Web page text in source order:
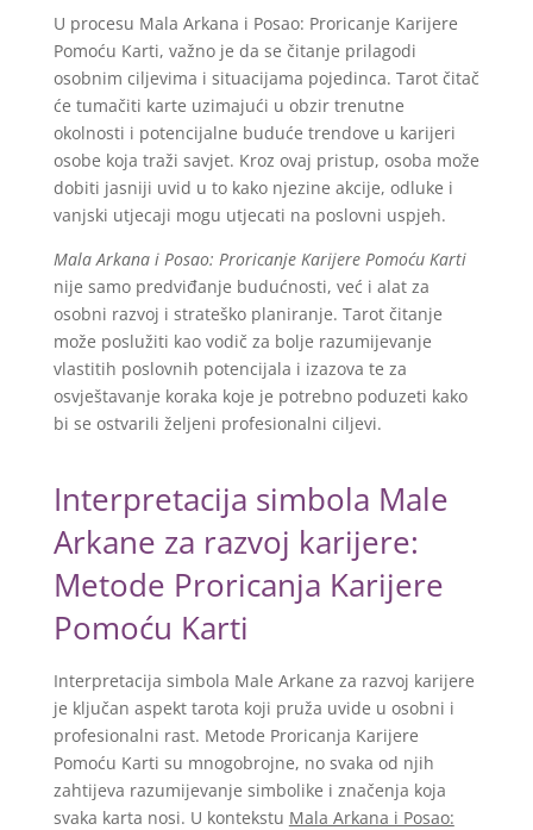
U procesu Mala Arkana i Posao: Proricanje Karijere
Pomoću Karti, važno je da se čitanje prilagodi
osobnim ciljevima i situacijama pojedinca. Tarot čitač
će tumačiti karte uzimajući u obzir trenutne
okolnosti i potencijalne buduće trendove u karijeri
osobe koja traži savjet. Kroz ovaj pristup, osoba može
dobiti jasniji uvid u to kako njezine akcije, odluke i
vanjski utjecaji mogu utjecati na poslovni uspjeh.
Mala Arkana i Posao: Proricanje Karijere Pomoću Karti
nije samo predviđanje budućnosti, već i alat za
osobni razvoj i strateško planiranje. Tarot čitanje
može poslužiti kao vodič za bolje razumijevanje
vlastitih poslovnih potencijala i izazova te za
osvještavanje koraka koje je potrebno poduzeti kako
bi se ostvarili željeni profesionalni ciljevi.
Interpretacija simbola Male
Arkane za razvoj karijere:
Metode Proricanja Karijere
Pomoću Karti
Interpretacija simbola Male Arkane za razvoj karijere
je ključan aspekt tarota koji pruža uvide u osobni i
profesionalni rast. Metode Proricanja Karijere
Pomoću Karti su mnogobrojne, no svaka od njih
zahtijeva razumijevanje simbolike i značenja koja
svaka karta nosi. U kontekstu Mala Arkana i Posao: